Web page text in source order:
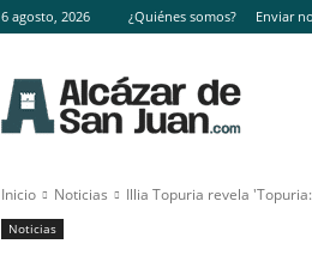
6 agosto, 2026 ¿Quiénes somos? Enviar
Inicio Noticias Illia Topuria revela
Noticias